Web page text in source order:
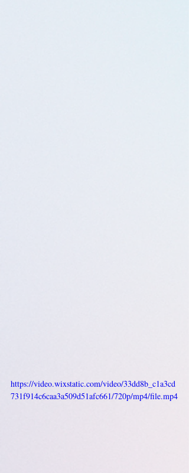
https://video.wixstatic.com/video/33dd8b_c1a3cd
731f914c6caa3a509d51afc661/720p/mp4/file.mp4